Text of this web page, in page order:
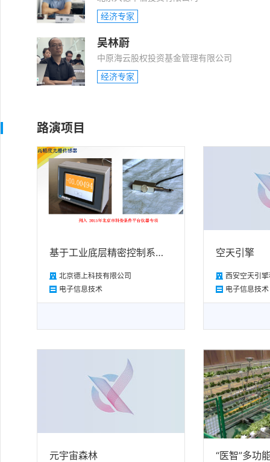
经济专家
吴林蔚
中原海云股权投资基金管理有限公司
经济专家
路演项目
基于工业底层精密控制系统的商用全时四驱新能源轮毂电机汽车
北京德上科技有限公司
电子信息技术
空天引擎
西安空天引
电子信息技术
元宇宙森林 “医智”多功